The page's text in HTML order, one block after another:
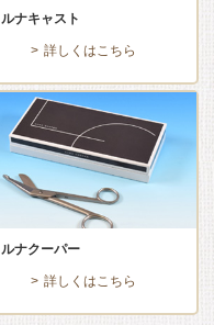
ルナキャスト
詳しくはこちら
ルナクーパー
詳しくはこちら